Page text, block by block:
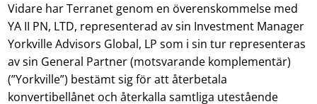
Vidare har Terranet genom en överenskommelse med
YA II PN, LTD, representerad av sin Investment Manager
Yorkville Advisors Global, LP som i sin tur representeras
av sin General Partner (motsvarande komplementär)
(”Yorkville”) bestämt sig för att återbetala
konvertibellånet och återkalla samtliga utestående